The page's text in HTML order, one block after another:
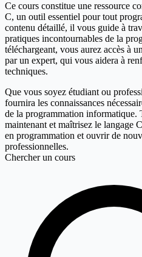
Ce cours constitue une ressource
C, un outil essentiel pour tout
contenu détaillé, il vous guide à
pratiques incontournables de la
téléchargeant, vous aurez accès à
par un expert, qui vous aidera à
techniques.
Que vous soyez étudiant ou
fournira les connaissances
de la programmation informatique.
maintenant et maîtrisez le langage
en programmation et ouvrir de
professionnelles.
Chercher un cours